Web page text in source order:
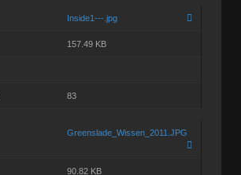
Inside1---.jpg
157.49 KB
83
Greenslade_Wissen_2011.JPG
90.82 KB